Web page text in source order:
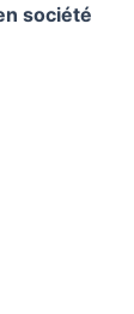
société